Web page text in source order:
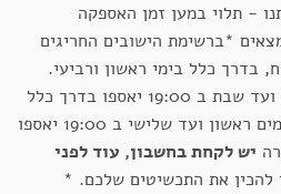
- תלוי במען זמן האספקה
*ברשימת הישובים החריגים
בדרך כלל בימי ראשון ורביעי.
הזמנות שיכנסו בימים חמישי ועד שבת ב 19:00 יאספו בדרך כלל
בראשון * הזמנות שיכנסו בימים ראשון ועד שלישי ב 19:00 יאספו
יש לקחת בחשבון, עוד לפני
להכין את התכשיטים שלכם. *